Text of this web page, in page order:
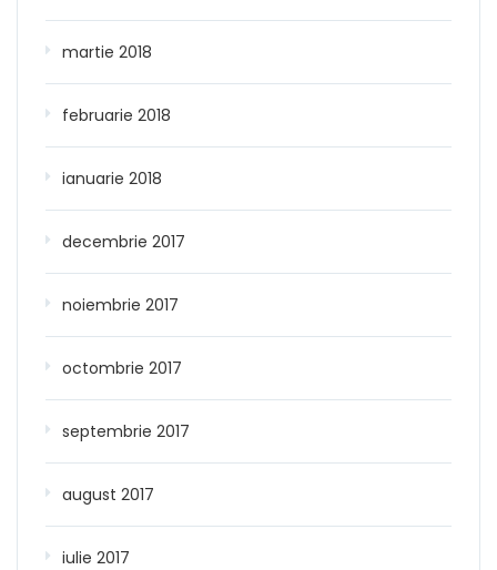
martie 2018
februarie 2018
ianuarie 2018
decembrie 2017
noiembrie 2017
octombrie 2017
septembrie 2017
august 2017
iulie 2017